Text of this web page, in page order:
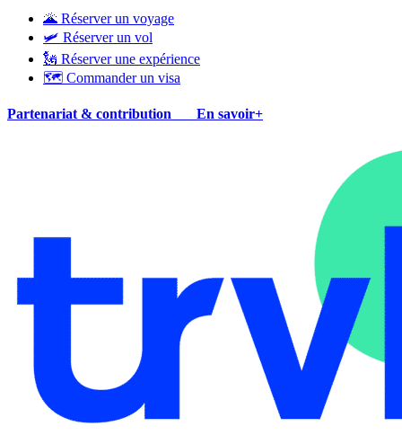
🌋 Réserver un voyage
🛩 Réserver un vol
🗽 Réserver une expérience
🗺 Commander un visa
Partenariat & contribution En savoir+